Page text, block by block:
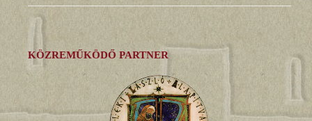
KÖZREMŰKÖDŐ PARTNER